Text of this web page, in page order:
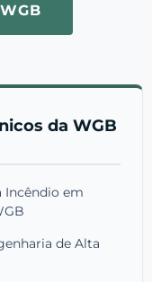
da WGB
Incêndio em
de Alta